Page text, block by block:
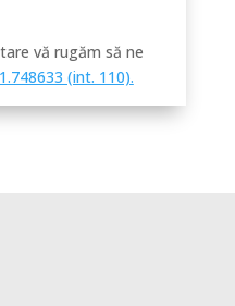
vă rugăm să ne
(int. 110).